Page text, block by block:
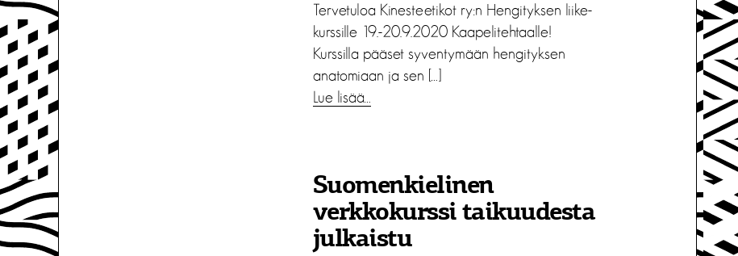
Tervetuloa Kinesteetikot ry:n Hengityksen liike-
kurssille 19.-20.9.2020 Kaapelitehtaalle!
Kurssilla pääset syventymään hengityksen
anatomiaan ja sen […]
Lue lisää…
Suomenkielinen
verkkokurssi taikuudesta
julkaistu